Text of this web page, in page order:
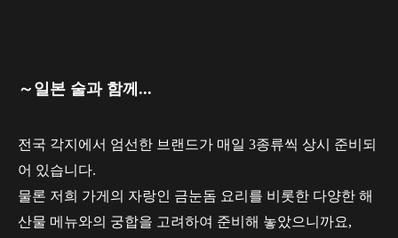
～일본 술과 함께...
전국 각지에서 엄선한 브랜드가 매일 3종류씩 상시 준비되
어 있습니다.
물론 저희 가게의 자랑인 금눈돔 요리를 비롯한 다양한 해
산물 메뉴와의 궁합을 고려하여 준비해 놓았으니까요,